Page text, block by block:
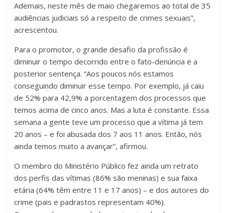
Ademais, neste mês de maio chegaremos ao total de 35
audiências judiciais só a respeito de crimes sexuais”,
acrescentou.
Para o promotor, o grande desafio da profissão é
diminuir o tempo decorrido entre o fato-denúncia e a
posterior sentença. “Aos poucos nós estamos
conseguindo diminuir esse tempo. Por exemplo, já caiu
de 52% para 42,9% a porcentagem dos processos que
temos acima de cinco anos. Mas a luta é constante. Essa
semana a gente teve um processo que a vítima já tem
20 anos – e foi abusada dos 7 aos 11 anos. Então, nós
ainda temos muito a avançar”, afirmou.
O membro do Ministério Público fez ainda um retrato
dos perfis das vítimas (86% são meninas) e sua faixa
etária (64% têm entre 11 e 17 anos) – e dos autores do
crime (pais e padrastos representam 40%).